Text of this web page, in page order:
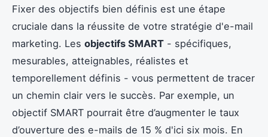
Fixer des objectifs bien définis est une étape
cruciale dans la réussite de votre stratégie d'e-mail
marketing. Les objectifs SMART - spécifiques,
mesurables, atteignables, réalistes et
temporellement définis - vous permettent de tracer
un chemin clair vers le succès. Par exemple, un
objectif SMART pourrait être d’augmenter le taux
d’ouverture des e-mails de 15 % d'ici six mois. En